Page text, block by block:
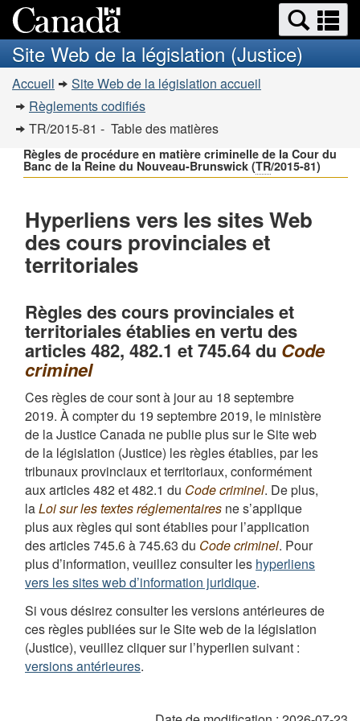
au
contenu
principal
à
la
version
HTML
Recherche
et
menus
et
Site Web de la législation (Justice)
Vous
�tes
ici
Accueil
Site Web de la législation accueil
Règlements codifiés
TR/2015-81 - Table des matières
Règles de procédure en matière criminelle de la Cour du
Banc de la Reine du Nouveau-Brunswick (TR/2015-81)
Hyperliens vers les sites Web
des cours provinciales et
territoriales
Règles des cours provinciales et
territoriales établies en vertu des
articles 482, 482.1 et 745.64 du Code
criminel
Ces règles de cour sont à jour au 18 septembre
2019. À compter du 19 septembre 2019, le ministère
de la Justice Canada ne publie plus sur le Site web
de la législation (Justice) les règles établies, par les
tribunaux provinciaux et territoriaux, conformément
aux articles 482 et 482.1 du Code criminel. De plus,
laLoi sur les textes réglementaires ne s’applique
plus aux règles qui sont établies pour l’application
des articles 745.6 à 745.63 du Code criminel. Pour
plus d’information, veuillez consulter les hyperliens
vers les sites web d’information juridique.
Si vous désirez consulter les versions antérieures de
ces règles publiées sur le Site web de la législation
(Justice), veuillez cliquer sur l’hyperlien suivant :
versions antérieures.